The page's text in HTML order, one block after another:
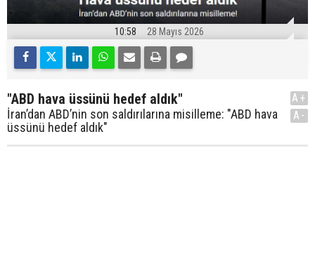
10:58 28 Mayıs 2026
"ABD hava üssünü hedef aldık"
İran’dan ABD’nin son saldırılarına misilleme: "ABD hava
üssünü hedef aldık"
A+
A-